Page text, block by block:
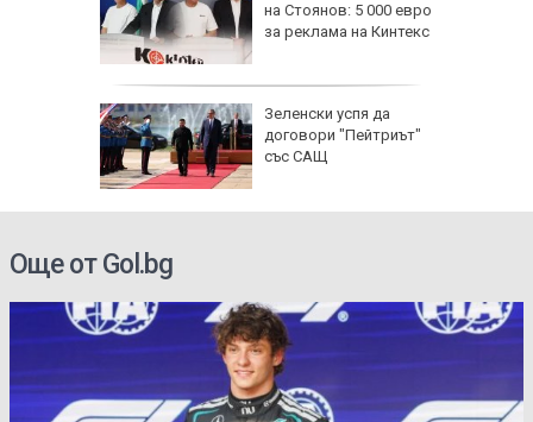
на Стоянов: 5 000 евро
за реклама на Кинтекс
Зеленски успя да
договори "Пейтриът"
със САЩ
Още от Gol.bg